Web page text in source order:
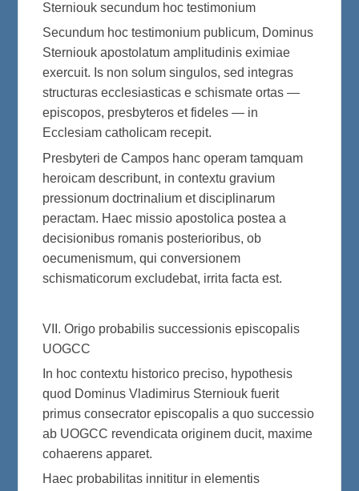
Sterniouk secundum hoc testimonium
Secundum hoc testimonium publicum, Dominus
Sterniouk apostolatum amplitudinis eximiae
exercuit. Is non solum singulos, sed integras
structuras ecclesiasticas e schismate ortas —
episcopos, presbyteros et fideles — in
Ecclesiam catholicam recepit.
Presbyteri de Campos hanc operam tamquam
heroicam describunt, in contextu gravium
pressionum doctrinalium et disciplinarum
peractam. Haec missio apostolica postea a
decisionibus romanis posterioribus, ob
oecumenismum, qui conversionem
schismaticorum excludebat, irrita facta est.
VII. Origo probabilis successionis episcopalis
UOGCC
In hoc contextu historico preciso, hypothesis
quod Dominus Vladimirus Sterniouk fuerit
primus consecrator episcopalis a quo successio
ab UOGCC revendicata originem ducit, maxime
cohaerens apparet.
Haec probabilitas innititur in elementis